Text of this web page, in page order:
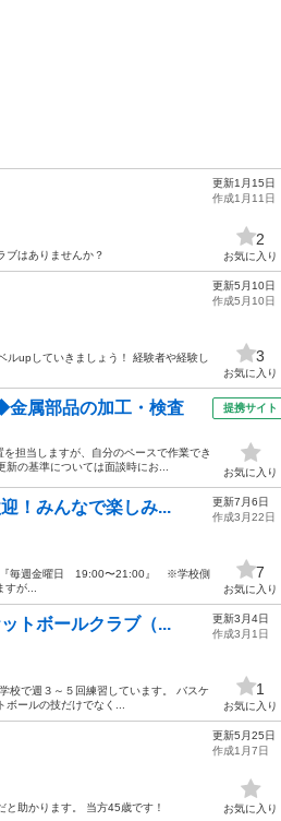
ブはありませんか？
更新1月15日
作成1月11日
2
お気に入り
upしていきましょう！ 経験者や経験し
更新5月10日
作成5月10日
3
お気に入り
金属部品の加工・検査
担当しますが、自分のペースで作業でき
の基準については面談時にお...
提携サイト
お気に入り
！みんなで楽しみ...
:『毎週金曜日 19:00〜21:00』 ※学校側
が...
更新7月6日
作成3月22日
7
お気に入り
トボールクラブ（...
校で週３～５回練習しています。 バスケ
ールの技だけでなく...
更新3月4日
作成3月1日
1
お気に入り
助かります。 当方45歳です！
更新5月25日
作成1月7日
お気に入り